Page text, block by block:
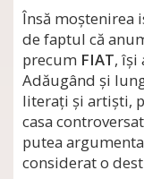
Însă moştenirea
de faptul că
precum FIAT, îşi
Adăugând şi
literaţi şi artişti,
casa
putea
considerat o